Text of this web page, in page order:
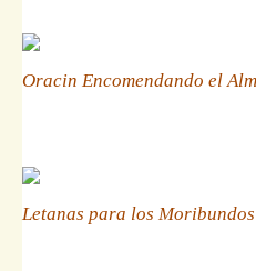
Oracin Encomendando el
Letanas para los Moribundos